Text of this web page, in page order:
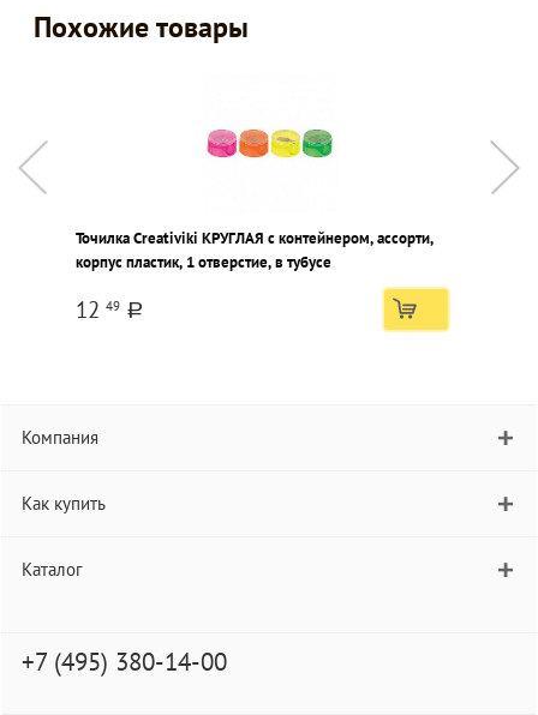
Похожие товары
Точилка Creativiki КРУГЛАЯ с контейнером, ассорти,
корпус пластик, 1 отверстие, в тубусе
12 49 a
Компания
Как купить
Каталог
+7 (495) 380-14-00